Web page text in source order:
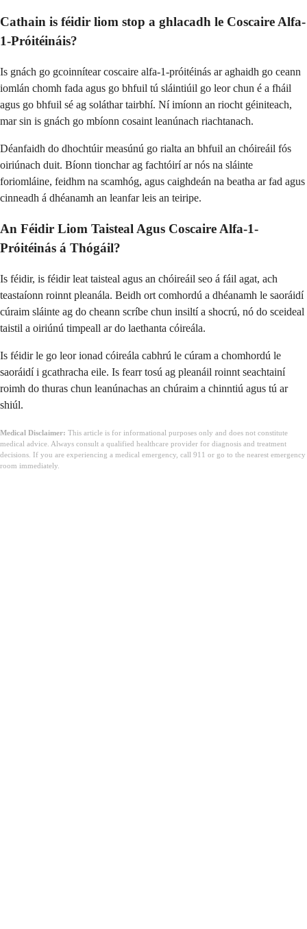
Cathain is féidir liom stop a ghlacadh le Coscaire Alfa-
1-Próitéináis?
Is gnách go gcoinnítear coscaire alfa-1-próitéinás ar aghaidh go ceann
iomlán chomh fada agus go bhfuil tú sláintiúil go leor chun é a fháil
agus go bhfuil sé ag soláthar tairbhí. Ní imíonn an riocht géiniteach,
mar sin is gnách go mbíonn cosaint leanúnach riachtanach.
Déanfaidh do dhochtúir measúnú go rialta an bhfuil an chóireáil fós
oiriúnach duit. Bíonn tionchar ag fachtóirí ar nós na sláinte
foriomláine, feidhm na scamhóg, agus caighdeán na beatha ar fad agus
cinneadh á dhéanamh an leanfar leis an teiripe.
An Féidir Liom Taisteal Agus Coscaire Alfa-1-
Próitéinás á Thógáil?
Is féidir, is féidir leat taisteal agus an chóireáil seo á fáil agat, ach
teastaíonn roinnt pleanála. Beidh ort comhordú a dhéanamh le saoráidí
cúraim sláinte ag do cheann scríbe chun insiltí a shocrú, nó do sceideal
taistil a oiriúnú timpeall ar do laethanta cóireála.
Is féidir le go leor ionad cóireála cabhrú le cúram a chomhordú le
saoráidí i gcathracha eile. Is fearr tosú ag pleanáil roinnt seachtainí
roimh do thuras chun leanúnachas an chúraim a chinntiú agus tú ar
shiúl.
Medical Disclaimer: This article is for informational purposes only and does not constitute
medical advice. Always consult a qualified healthcare provider for diagnosis and treatment
decisions. If you are experiencing a medical emergency, call 911 or go to the nearest emergency
room immediately.